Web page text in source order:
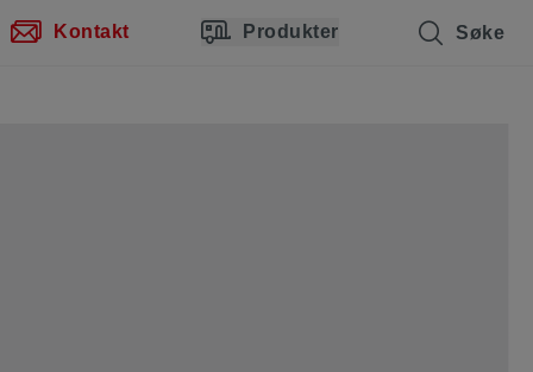
Kontakt Produkter Søke